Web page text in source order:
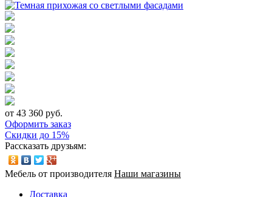
от 43 360 руб.
Оформить заказ
Скидки до 15%
Рассказать друзьям:
Мебель от производителя Наши магазины
Доставка